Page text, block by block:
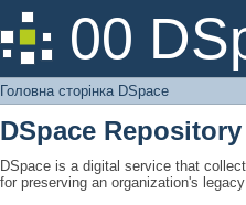
00
Головна сторінка
Головна сторінка DSpace
DSpace Repository
DSpace is a digital service that
for preserving an organization's